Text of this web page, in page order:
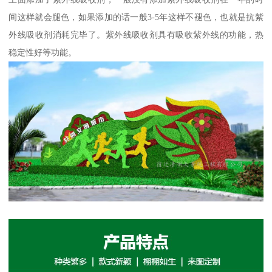
间这样就会腿色，如果添加的话一般3-5年这样不褪色，也就是抗紫
外线吸收剂消耗完毕了。紫外线吸收剂具有吸收紫外线的功能，热
稳定性好等功能。